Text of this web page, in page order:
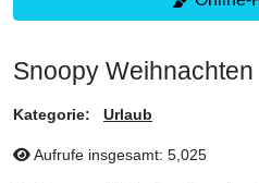
Snoopy
Kategorie: Urlaub
Aufrufe insgesamt: 5,025